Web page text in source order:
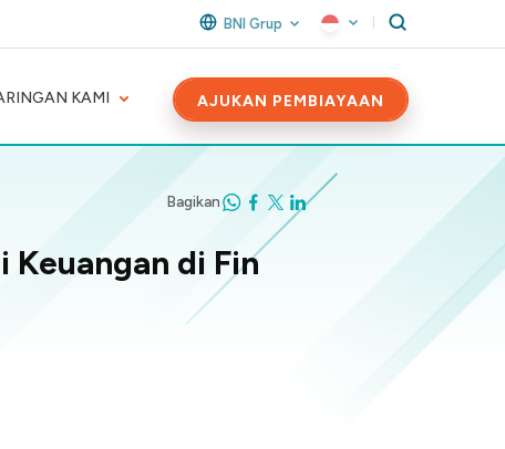
BNI Grup
KAMI AJUKAN PEMBIAYAAN
Bagikan
di Fin